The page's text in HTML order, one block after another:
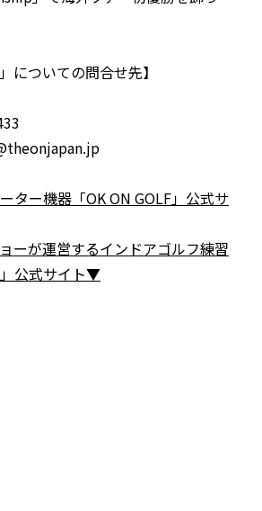
についての問合せ先】
ター機器「OK ON GOLF」公式サ
ーが運営するインドアゴルフ練習
公式サイト▼